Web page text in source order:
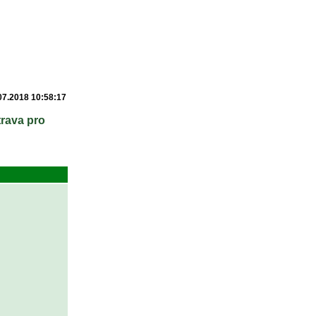
10:58:17
pro